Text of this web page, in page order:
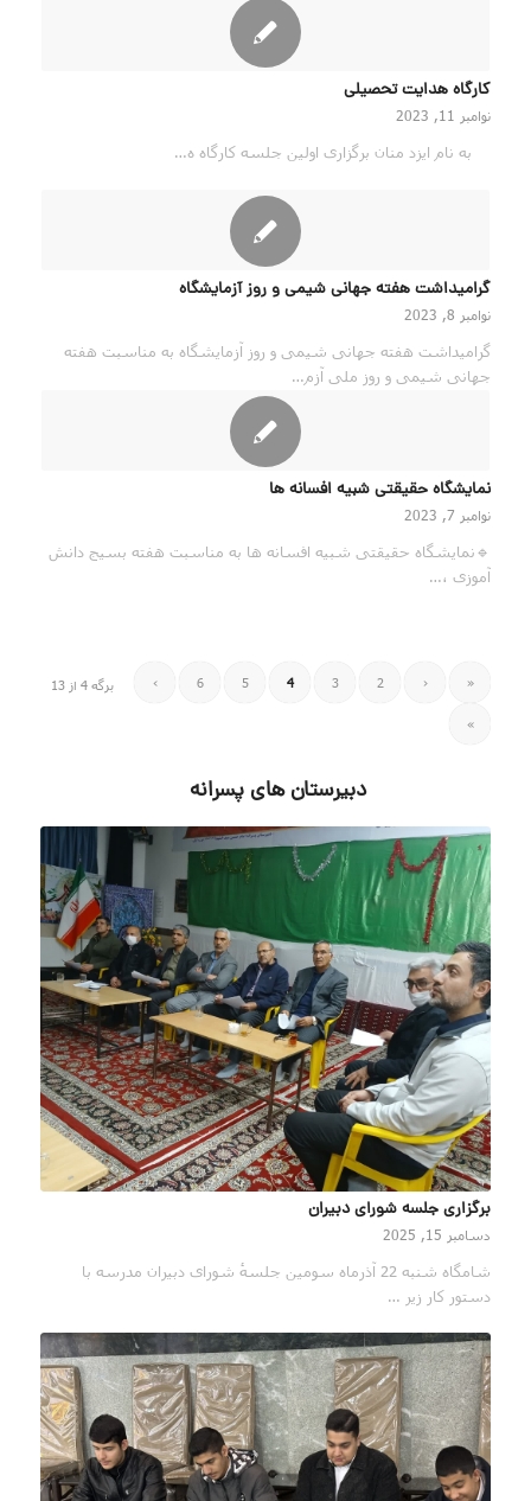
کارگاه هدایت تحصیلی
نوامبر 11, 2023
به نام ایزد منان برگزاری اولین جلسه کارگاه ه…
گرامیداشت هفته جهانی شیمی و روز آزمایشگاه
نوامبر 8, 2023
گرامیداشت هفته جهانی شیمی و روز آزمایشگاه به مناسبت هفته
جهانی شیمی و روز ملی آزم…
نمایشگاه حقیقتی شبیه افسانه ها
نوامبر 7, 2023
🔹نمایشگاه حقیقتی شبیه افسانه ها به مناسبت هفته بسیج دانش
آموزی ،…
برگه 4 از 13 «
‹
2
3
4
5
6
›
»
دبیرستان های پسرانه
برگزاری جلسه شورای دبیران
دسامبر 15, 2025
شامگاه شنبه 22 آذرماه سومین جلسهٔ شورای دبيران مدرسه با
دستور کار زیر …